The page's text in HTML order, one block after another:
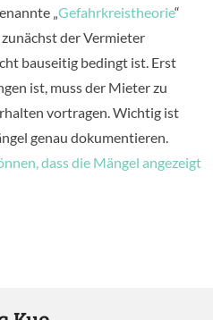
„Gefahrkreistheorie“
der Vermieter
bauseitig bedingt ist. Erst
ist, muss der Mieter zu
vortragen. Wichtig ist
genau dokumentieren.
dass die Mängel angezeigt